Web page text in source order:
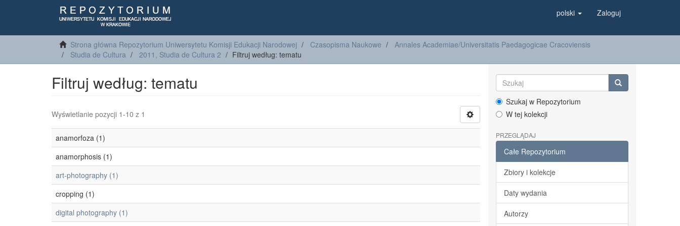
polski Zaloguj
Strona główna Repozytorium Uniwersytetu Komisji Edukacji Narodowej Czasopisma Naukowe
Annales Academiae/Universitatis Paedagogicae Cracoviensis
Studia de Cultura
2011, Studia de Cultura 2 Filtruj według: tematu
Filtruj według: tematu
Wyświetlanie pozycji 1-10 z 1
anamorfoza (1)
anamorphosis (1)
art-photography (1)
cropping (1)
digital photography (1)
Szukaj w Repozytorium
W tej kolekcji
PRZEGLĄDAJ
Całe Repozytorium
Zbiory i kolekcje
Daty wydania
Autorzy